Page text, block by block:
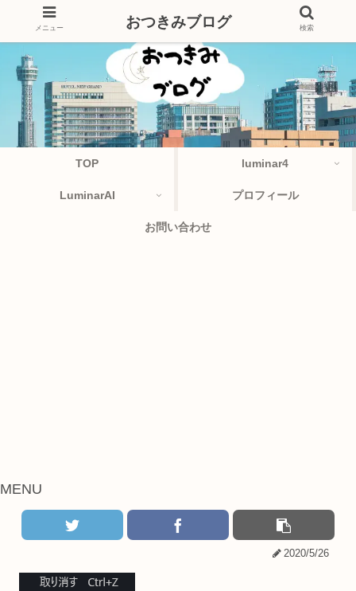
TOP luminar4
LuminarAI プロフィール
お問い合わせ
MENU
2020/5/26
メニュー おつきみブログ 検索